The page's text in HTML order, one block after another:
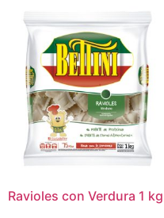
Ravioles con Verdura 1 kg